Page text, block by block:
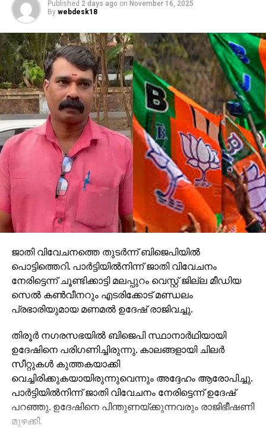
Published 2 days ago on November 16, 2025
By webdesk18
ജാതി വിവേചനത്തെ തുടര്‍ന്ന് ബിജെപിയില്‍
പൊട്ടിത്തെറി. പാര്‍ട്ടിയില്‍നിന്ന് ജാതി വിവേചനം
നേരിട്ടെന്ന് ചൂണ്ടിക്കാട്ടി മലപ്പുറം വെസ്റ്റ് ജില്ല മീഡിയ
സെല്‍ കണ്‍വീനറും എടരിക്കോട് മണ്ഡലം
പ്രഭാരിയുമായ മണമല്‍ ഉദേഷ് രാജിവച്ചു.
തിരൂര്‍ നഗരസഭയില്‍ ബിജെപി സ്ഥാനാര്‍ഥിയായി
ഉദേഷിനെ പരിഗണിച്ചിരുന്നു. കാലങ്ങളായി ചിലര്‍
സീറ്റുകള്‍ കുത്തകയാക്കി
വെച്ചിരിക്കുകയായിരുന്നുവെന്നും അദ്ദേഹം ആരോപിച്ചു.
പാര്‍ട്ടിയില്‍നിന്ന് ജാതി വിവേചനം നേരിട്ടെന്ന് ഉദേഷ്
പറഞ്ഞു. ഉദേഷിനെ പിന്തുണയ്ക്കുന്നവരും രാജിഭീഷണി
മുഴക്കി.